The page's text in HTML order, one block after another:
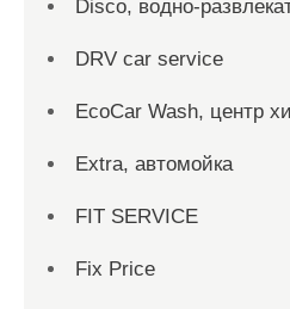
Disco, водно-
DRV car service
EcoCar Wash, центр
Extra, автомойка
FIT SERVICE
Fix Price